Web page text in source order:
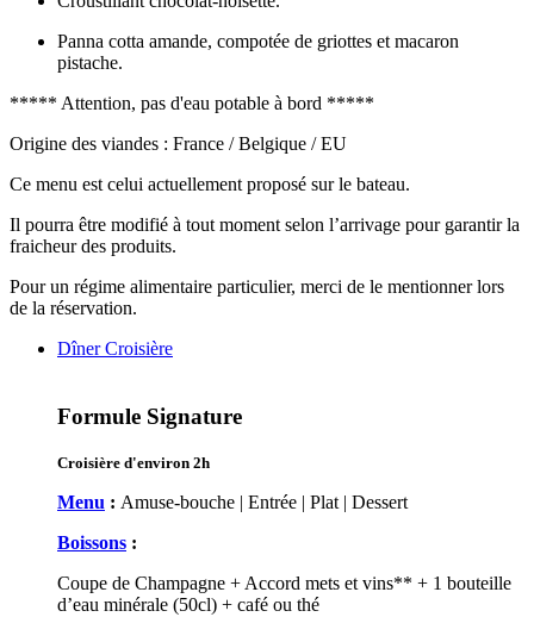
Panna cotta amande, compotée de griottes et macaron
pistache.
***** Attention, pas d'eau potable à bord *****
Origine des viandes : France / Belgique / EU
Ce menu est celui actuellement proposé sur le bateau.
Il pourra être modifié à tout moment selon l’arrivage pour garantir la
fraicheur des produits.
Pour un régime alimentaire particulier, merci de le mentionner lors
de la réservation.
Dîner Croisière
Formule Signature
Croisière d'environ 2h
Menu : Amuse-bouche | Entrée | Plat | Dessert
Boissons :
Coupe de Champagne + Accord mets et vins** + 1 bouteille
d’eau minérale (50cl) + café ou thé